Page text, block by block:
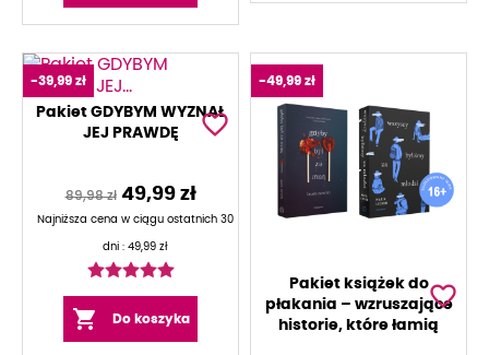
Pakiet GDYBYM WYZNAŁ
JEJ PRAWDĘ
89,98 zł 49,99 zł
Najniższa cena w ciągu ostatnich 30
dni : 49,99 zł
-39,99 zł
 Do koszyka
favorite_border
Pakiet książek do
płakania – wzruszające
historie, które łamią
-49,99 zł
favorite_border